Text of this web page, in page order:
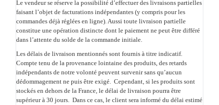
Le vendeur se réserve la possibilité d’effectuer des livraisons partielles
faisant l’objet de facturations indépendantes (y compris pour les
commandes déjà réglées en ligne). Aussi toute livraison partielle
constitue une opération distincte dont le paiement ne peut être différé
dans l’attente du solde de la commande initiale.
Les délais de livraison mentionnés sont fournis à titre indicatif.
Compte tenu de la provenance lointaine des produits, des retards
indépendants de notre volonté peuvent survenir sans qu’aucun
dédommagement ne puis être exigé. Cependant, si les produits sont
stockés en dehors de la France, le délai de livraison pourra être
supérieur à 30 jours. Dans ce cas, le client sera informé du délai estimé